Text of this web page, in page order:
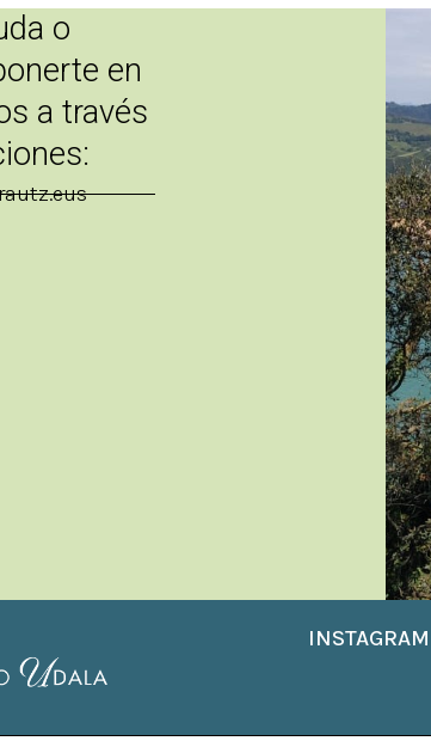
o
en
a través
INSTAGRAM